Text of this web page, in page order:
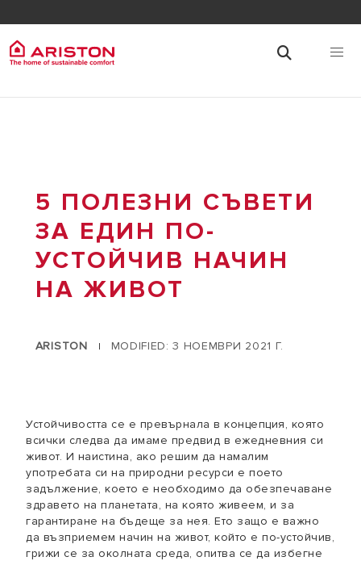
5 ПОЛЕЗНИ СЪВЕТИ
ЗА ЕДИН ПО-
УСТОЙЧИВ НАЧИН
НА ЖИВОТ
ARISTON | MODIFIED: 3 НОЕМВРИ 2021 Г.
Устойчивостта се е превърнала в концепция, която
всички следва да имаме предвид в ежедневния си
живот. И наистина, ако решим да намалим
употребата си на природни ресурси е поето
задължение, което е необходимо да обезпечаване
здравето на планетата, на която живеем, и за
гарантиране на бъдеще за нея. Ето защо е важно
да възприемем начин на живот, който е по-устойчив,
грижи се за околната среда, опитва се да избегне